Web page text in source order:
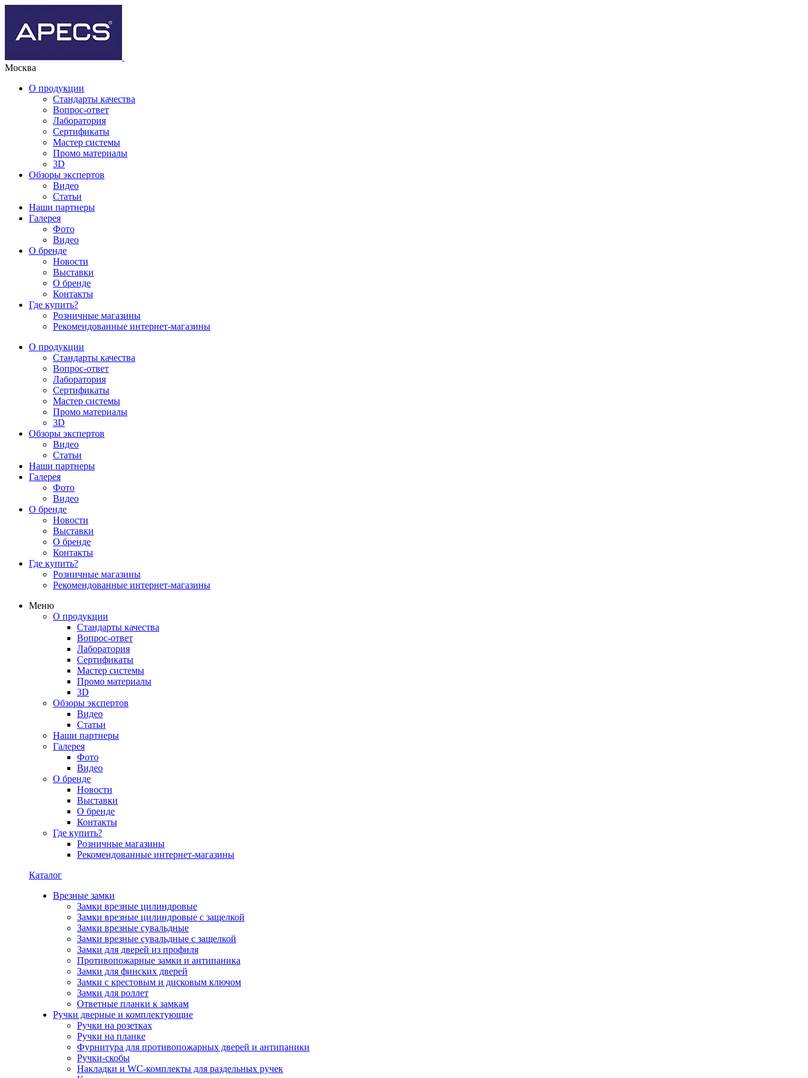
Москва
О продукции
Стандарты качества
Вопрос-ответ
Лаборатория
Сертификаты
Мастер системы
Промо материалы
3D
Обзоры экспертов
Видео
Статьи
Наши партнеры
Галерея
Фото
Видео
О бренде
Новости
Выставки
О бренде
Контакты
Где купить?
Розничные магазины
Рекомендованные интернет-магазины
О продукции
Стандарты качества
Вопрос-ответ
Лаборатория
Сертификаты
Мастер системы
Промо материалы
3D
Обзоры экспертов
Видео
Статьи
Наши партнеры
Галерея
Фото
Видео
О бренде
Новости
Выставки
О бренде
Контакты
Где купить?
Розничные магазины
Рекомендованные интернет-магазины
Меню
О продукции
Стандарты качества
Вопрос-ответ
Лаборатория
Сертификаты
Мастер системы
Промо материалы
3D
Обзоры экспертов
Видео
Статьи
Наши партнеры
Галерея
Фото
Видео
О бренде
Новости
Выставки
О бренде
Контакты
Где купить?
Розничные магазины
Рекомендованные интернет-магазины
Каталог
Врезные замки
Замки врезные цилиндровые
Замки врезные цилиндровые с защелкой
Замки врезные сувальдные
Замки врезные сувальдные с защелкой
Замки для дверей из профиля
Противопожарные замки и антипаника
Замки для финских дверей
Замки с крестовым и дисковым ключом
Замки для роллет
Ответные планки к замкам
Ручки дверные и комплектующие
Ручки на розетках
Ручки на планке
Фурнитура для противопожарных дверей и антипаники
Ручки-скобы
Накладки и WC-комплекты для раздельных ручек